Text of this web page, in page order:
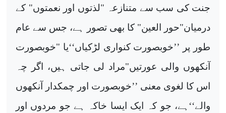
جنت کی سب سے متنازعہ "لذتوں اور نعمتوں" کے
درمیان"حور العین" کا بھی تصور ہے، جس سے عام
طور پر ’’خوبصورت کنواری لڑکیاں‘‘یا "خوبصورت
آنکھوں والی عورتیں"مراد لی جاتی ہیں، اگر چہ
اس کا لغوی معنی ’’خوبصورت اور چمکدار آنکھوں
والے‘‘ہے، جو کہ ایک ایسا خاکہ ہے جو مردوں اور